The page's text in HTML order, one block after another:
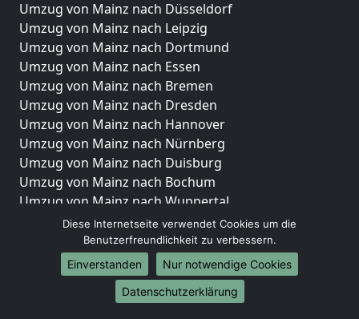
Umzug von Mainz nach Düsseldorf
Umzug von Mainz nach Leipzig
Umzug von Mainz nach Dortmund
Umzug von Mainz nach Essen
Umzug von Mainz nach Bremen
Umzug von Mainz nach Dresden
Umzug von Mainz nach Hannover
Umzug von Mainz nach Nürnberg
Umzug von Mainz nach Duisburg
Umzug von Mainz nach Bochum
Umzug von Mainz nach Wuppertal
Umzug von Mainz nach Bielefeld
Umzug von Mainz nach Bonn
Umzug von Mainz nach Münster
Internationale-Umzüge
Diese Internetseite verwendet Cookies um die
Benutzerfreundlichkeit zu verbessern.
Einverstanden
Nur notwendige Cookies
Datenschutzerklärung